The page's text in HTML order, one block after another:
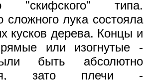
"скифского" типа.
сложного лука состояла
кусков дерева. Концы и
или изогнутые -
быть абсолютно
зато плечи -